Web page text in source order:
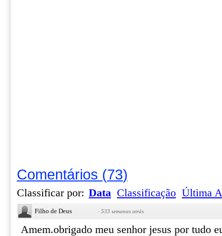
Comentários (73)
Classificar por: Data Classificação Última
Filho de Deus · 533 semanas atrás
Amem.obrigado meu senhor jesus por tudo